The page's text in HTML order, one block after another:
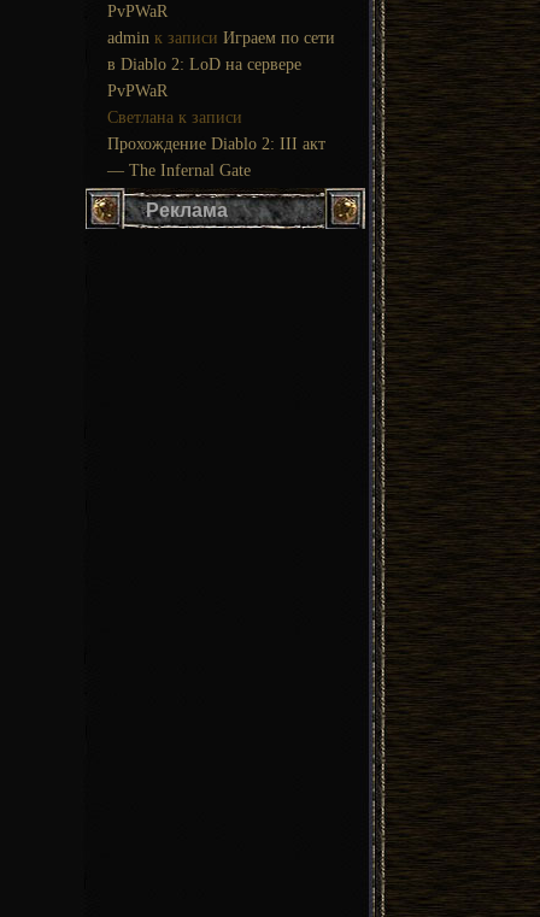
PvPWaR
admin к записи Играем по сети
в Diablo 2: LoD на сервере
PvPWaR
Светлана к записи
Прохождение Diablo 2: III акт
— The Infernal Gate
Реклама